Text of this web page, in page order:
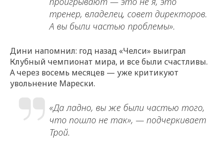
тренер, владелец, совет директоров.
А вы были частью проблемы».
Дини напомнил: год назад «Челси» выиграл
Клубный чемпионат мира, и все были счастливы.
А через восемь месяцев — уже критикуют
увольнение Марески.
«Да ладно, вы же были частью того,
что пошло не так», — подчеркивает
Трой.